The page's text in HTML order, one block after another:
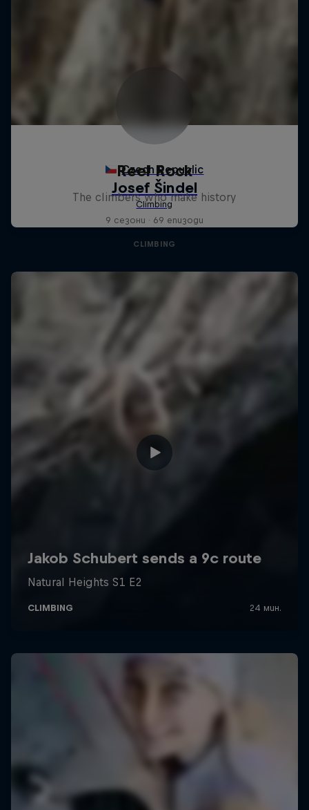
Reel Rock
The climbers who make history
9 сезони · 69 епизоди
CLIMBING